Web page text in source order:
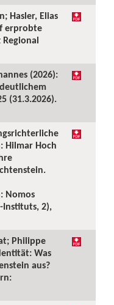
Hasler, Elias
erprobte
(2026):
(31.3.2026).
Hilmar Hoch
Nomos
Instituts, 2),
Philippe
Was
aus?